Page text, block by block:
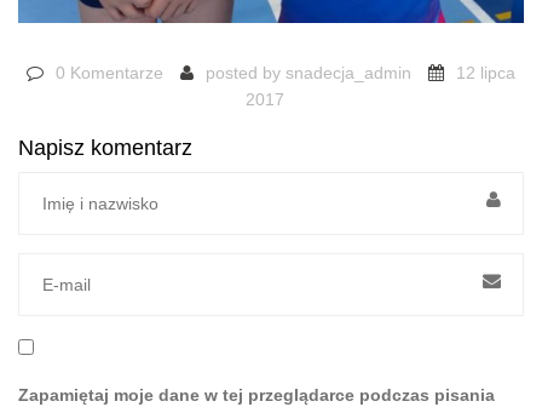
0 Komentarze posted by snadecja_admin
12 lipca
2017
Napisz komentarz
Zapamiętaj moje dane w tej przeglądarce podczas pisania